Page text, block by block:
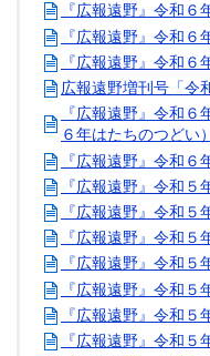
『広報遠野』令和
『広報遠野』令和
『広報遠野』令和
広報遠野増刊号「令
『広報遠野』令和
６年はたちのつどい）
『広報遠野』令和
『広報遠野』令和
『広報遠野』令和
『広報遠野』令和
『広報遠野』令和
『広報遠野』令和
『広報遠野』令和
『広報遠野』令和